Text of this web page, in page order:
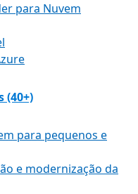
para Nuvem
(40+)
para pequenos e
e modernização da